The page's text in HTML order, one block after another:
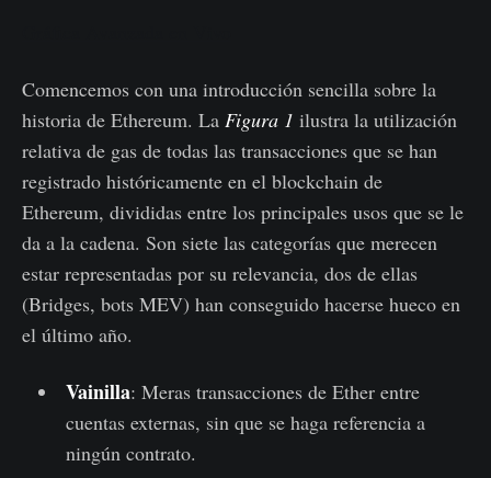
Comencemos con una introducción sencilla sobre la
historia de Ethereum. La Figura 1 ilustra la utilización
relativa de gas de todas las transacciones que se han
registrado históricamente en el blockchain de
Ethereum, divididas entre los principales usos que se le
da a la cadena. Son siete las categorías que merecen
estar representadas por su relevancia, dos de ellas
(Bridges, bots MEV) han conseguido hacerse hueco en
el último año.
Vainilla: Meras transacciones de Ether entre
cuentas externas, sin que se haga referencia a
ningún contrato.